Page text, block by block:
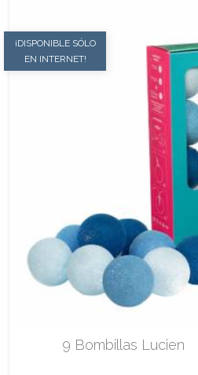
¡DISPONIBLE SÓLO
EN INTERNET!
9 Bombillas Lucien